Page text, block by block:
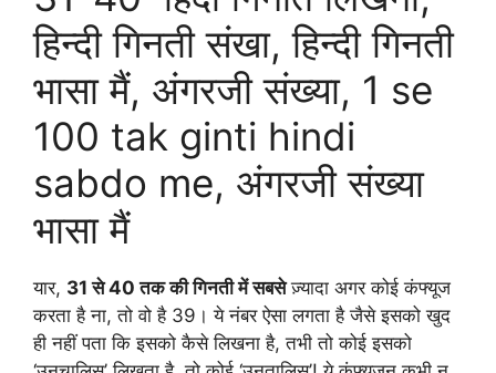
हिन्दी गिनती संखा, हिन्दी गिनती
भासा मैं, अंगरजी संख्या, 1 se
100 tak ginti hindi
sabdo me, अंगरजी संख्या
भासा मैं
यार, 31 से 40 तक की गिनती में सबसेज़्यादा अगर कोई कंफ्यूज
करता है ना, तो वो है 39। ये नंबर ऐसा लगता है जैसे इसको खुद
ही नहीं पता कि इसको कैसे लिखना है, तभी तो कोई इसको